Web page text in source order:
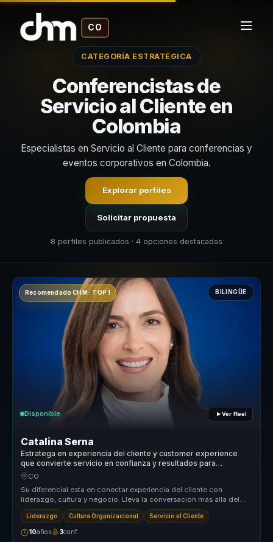
CO
CATEGORÍA ESTRATÉGICA
Conferencistas de
Servicio al Cliente en
Colombia
Especialistas en Servicio al Cliente para conferencias y
eventos corporativos en Colombia.
Explorar perfiles
Solicitar propuesta
8 perfiles publicados · 4 opciones destacadas
Recomendado CHM · TOP 1 BILINGÜE
Disponible Ver Reel
Catalina Serna
Estratega en experiencia del cliente y customer experience
que convierte servicio en confianza y resultados para
empresas.
CO
Su diferencial esta en conectar experiencia del cliente con
liderazgo, cultura y negocio. Lleva la conversacion mas alla del
servicio tra...
Liderazgo Cultura Organizacional Servicio al Cliente
10años 3conf.